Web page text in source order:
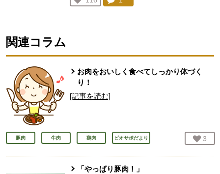
人が登録
関連コラム
お肉をおいしく食べてしっかり体づく
り！
[記事を読む]
豚肉 牛肉 鶏肉 ビオサポだより お気
3
「やっぱり豚肉！」